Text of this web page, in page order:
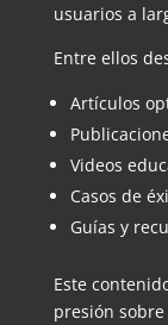
usuarios a
Entre ellos
Artículos
Videos
Casos de
Guías y
Este
presión